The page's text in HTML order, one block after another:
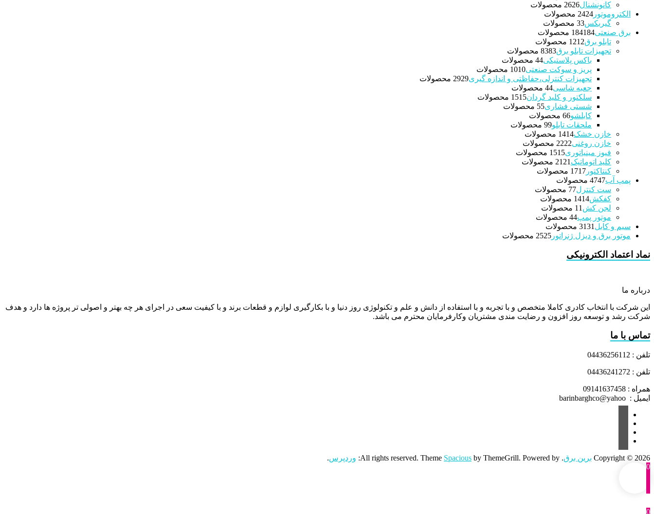
کانونشنال
2626 محصولات
الکتروموتور
2424 محصولات
گیربکس 33 محصولات
برق صنعتی
184184 محصولات
تابلو برق
1212 محصولات
تجهیزات تابلو برق
8383 محصولات
باکس پلاستیکی 44 محصولات
پریز و سوکت صنعتی
1010 محصولات
تجهیزات کنترلی،حفاظتی و اندازه گیری
2929 محصولات
جعبه شاسی 44 محصولات
سلکتور و کلید گردان
1515 محصولات
شستی فشاری 55 محصولات
کابلشو 66 محصولات
ملحقات تابلو 99 محصولات
خازن خشک
1414 محصولات
خازن روغنی
2222 محصولات
فیوز مینیاتوری
1515 محصولات
کلید اتوماتیک
21 21 محصولات
کنتاکتور
1717 محصولات
پمپ آب
4747 محصولات
ست کنترل 77 محصولات
کفکش
1414 محصولات
لجن کش
1 1 محصولات
موتور پمپ 44 محصولات
سیم و کابل
3131 محصولات
موتور برق و دیزل ژنراتور
2525 محصولات
نماد اعتماد الکترونیکی
درباره ما
این شرکت با انتخاب کادری کاملا متخصص و با تجربه و با استفاده از دانش و علم و تکنولوژی روز دنیا و با بکارگیری لوازم و قطعات برند و با کیفیت سعی در اجرای هر چه بهتر و اصولی تر پروژه ها دارد و هدف
شرکت رشد و توسعه روز افزون و رضایت مندی مشتریان وکارفرمایان محترم می باشد.
تماس با ما
تلفن : 04436256112
تلفن : 04436241272
همراه : 09141637458
ایمیل : barinbarghco@yahoo
Copyright © 2026 برین برق. All rights reserved. Theme
Spacious by ThemeGrill. Powered by: وردپرس.
0
0